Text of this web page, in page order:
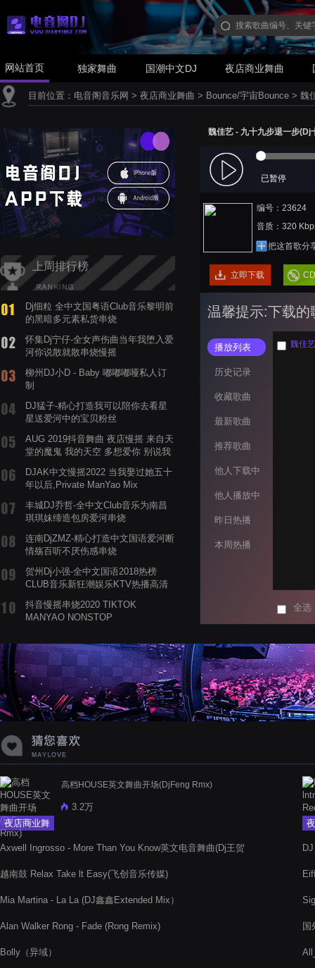
网站首页 独家舞曲 国潮中文DJ 夜店商业舞曲
目前位置： 电音阁音乐网 > 夜店商业舞曲 > Bounce/宇宙Bounce > 魏
上周排行榜
Dj细粒 全中文国粤语Club音乐黎明前
的黑暗多元素私货串烧
怀集Dj宁仔-全女声伤曲当年我堕入爱
河你说散就散串烧慢摇
柳州DJ小D - Baby 嘟嘟嘟哑私人订
制
DJ猛子-精心打造我可以陪你去看星
星送爱河中的宝贝粉丝
AUG 2019抖音舞曲 夜店慢摇 来自天
堂的魔鬼 我的天空 多想爱你 别说我
DJAK中文慢摇2022 当我娶过她五十
年以后,Private ManYao Mix
丰城DJ乔哲-全中文Club音乐为南昌
琪琪妹缔造包房爱河串烧
连南DjZMZ-精心打造中文国语爱河断
情殇百听不厌伤感串烧
贺州Dj小强-全中文国语2018热榜
CLUB音乐新狂潮娱乐KTV热播高清
抖音慢摇串烧2020 TIKTOK
MANYAO NONSTOP
蝉爸爸妈妈爱存在夏天的风是想你的
声音啊
魏佳艺 - 九十九步退一步
已暂停
编号：23624
音质：320
把这首歌分
立即下载
温馨提示:下载的
播放列表
历史记录
收藏歌曲
最新歌曲
推荐歌曲
他人下载中
他人播放中
昨日热播
本周热播
魏佳
全选
夜店商业舞
高档HOUSE英文舞曲开场(DjFeng Rmx)
3.2万
Axwell Ingrosso - More Than You Know英文电音舞曲(Dj王贺
越南鼓 Relax Take lt Easy(飞创音乐传媒)
Mia Martina - La La (DJ鑫鑫Extended Mix）
Alan Walker Rong - Fade (Rong Remix)
Bolly（异域）
国